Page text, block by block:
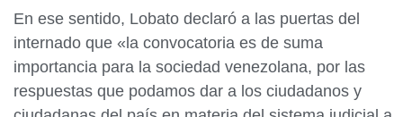
En ese sentido, Lobato declaró a las puertas del
internado que «la convocatoria es de suma
importancia para la sociedad venezolana, por las
respuestas que podamos dar a los ciudadanos y